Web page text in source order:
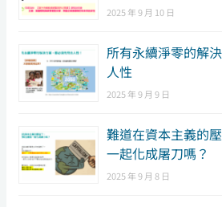
2025 年 9 月 10 日
所有永續淨零的解
人性
2025 年 9 月 9 日
難道在資本主義的
一起化成屠刀嗎？
2025 年 9 月 8 日